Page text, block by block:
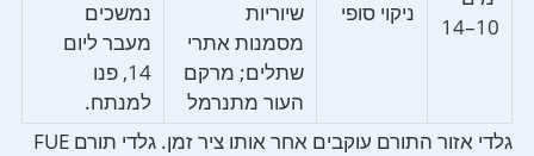
10–14
ניקוי סופי
שיוריות
מסמנות אתרי
שתלים; מרקם
העור מתנרמל
נמשכים
מעבר ליום
14, פנו
למנתח.
גלדי אזור התורם עוקבים אחר אותו ציר זמן. גלדי תורם FUE